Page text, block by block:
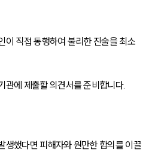
이 직접 동행하여 불리한 진술을 최소
관에 제출할 의견서를 준비합니다.
생했다면 피해자와 원만한 합의를 이끌